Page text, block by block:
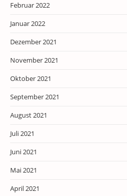
Februar 2022
Januar 2022
Dezember 2021
November 2021
Oktober 2021
September 2021
August 2021
Juli 2021
Juni 2021
Mai 2021
April 2021